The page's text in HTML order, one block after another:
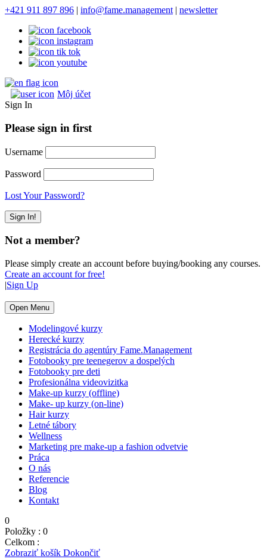
+421 911 897 896 | info@fame.management | newsletter
Môj účet
Sign In
Please sign in first
Username
Password
Lost Your Password?
Not a member?
Please simply create an account before buying/booking any courses.
Create an account for free!
|Sign Up
Open Menu
Modelingové kurzy
Herecké kurzy
Registrácia do agentúry Fame.Management
Fotobooky pre teenegerov a dospelých
Fotobooky pre deti
Profesionálna videovizitka
Make-up kurzy (offline)
Make- up kurzy (on-line)
Hair kurzy
Letné tábory
Wellness
Marketing pre make-up a fashion odvetvie
Práca
O nás
Referencie
Blog
Kontakt
0
Položky : 0
Celkom :
Zobraziť košík Dokončiť